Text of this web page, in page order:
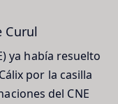
Curul
ya había resuelto
por la casilla
del CNE